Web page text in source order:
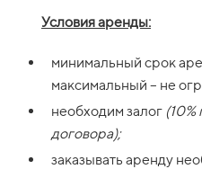
Условия аренды:
минимальный срок
максимальный – не
необходим залог (10%
договора);
заказывать аренду